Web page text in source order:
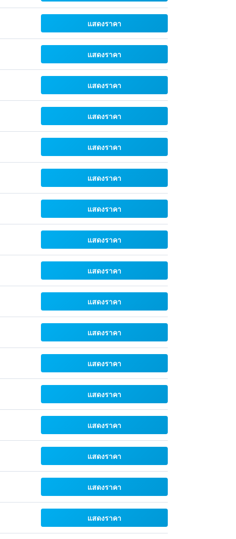
แสดงราคา
แสดงราคา
แสดงราคา
แสดงราคา
แสดงราคา
แสดงราคา
แสดงราคา
แสดงราคา
แสดงราคา
แสดงราคา
แสดงราคา
แสดงราคา
แสดงราคา
แสดงราคา
แสดงราคา
แสดงราคา
แสดงราคา